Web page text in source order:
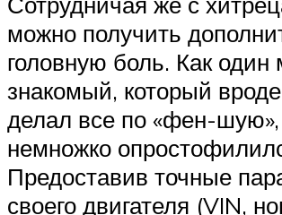
можно получить
головную боль. Как один
знакомый, который
делал все по «фен-
немножко
Предоставив точные
своего двигателя (VIN,